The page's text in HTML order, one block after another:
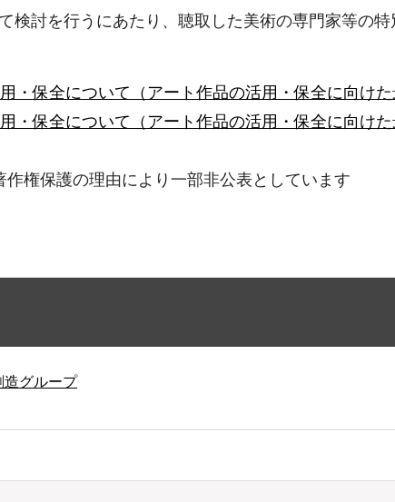
検討を行うにあたり、聴取した美術の専門家等の
・保全について（アート作品の活用・保全に向け
・保全について（アート作品の活用・保全に向け
権保護の理由により一部非公表としています
造グループ